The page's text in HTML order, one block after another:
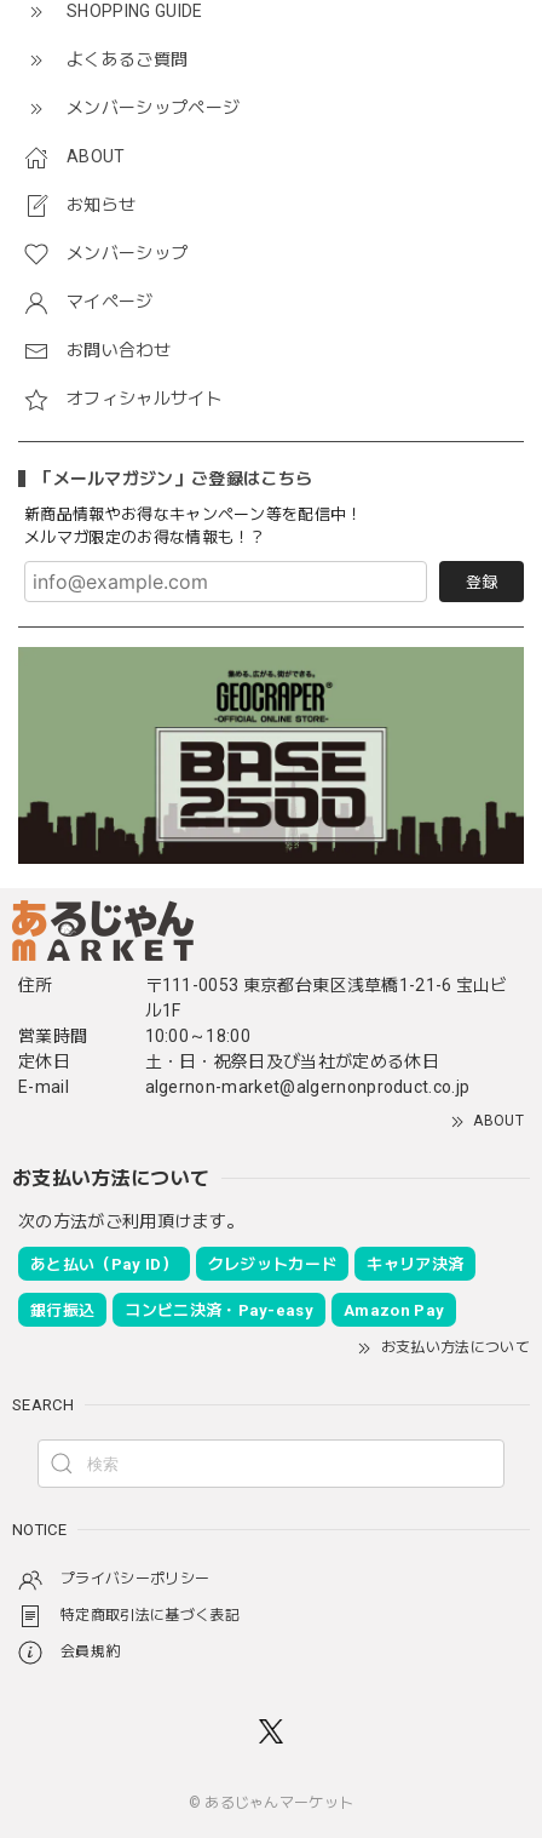
SHOPPING GUIDE
よくあるご質問
メンバーシップページ
ABOUT
お知らせ
メンバーシップ
マイページ
お問い合わせ
オフィシャルサイト
「メールマガジン」ご登録はこちら
新商品情報やお得なキャンペーン等を配信中！
メルマガ限定のお得な情報も！？
登録
住所
〒111-0053 東京都台東区浅草橋1-21-6 宝山ビ
ル1F
営業時間
10:00～18:00
定休日
土・日・祝祭日及び当社が定める休日
E-mail
algernon-market@algernonproduct.co.jp
ABOUT
お支払い方法について
次の方法がご利用頂けます。
あと払い（Pay ID） クレジットカード キャリア決済
銀行振込 コンビニ決済・Pay-easy Amazon Pay
お支払い方法について
SEARCH
NOTICE
プライバシーポリシー
特定商取引法に基づく表記
会員規約
© あるじゃんマーケット